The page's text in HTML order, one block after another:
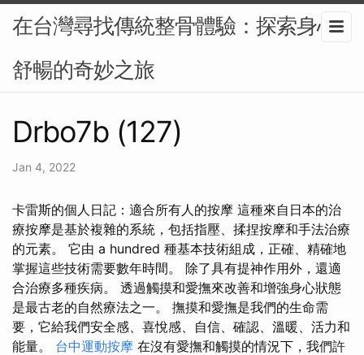
在台灣尋找傳統整骨體驗：探索身心
舒暢的奇妙之旅
Drbo7b (127)
Jan 4, 2022
卡雷斯的個人日記：適合所有人的按摩 這種來自日本的治
療按摩是基於複雜的系統，包括指壓、揉捏按摩和手法治療
的元素。 它由 a hundred 種基本技術組成，正確、精確地
掌握這些技術需要數年時間。 除了具有提神作用外，還適
合治療多種疾病。 透過觸摸和愛撫來改善和增強身心狀態
是最古老的自然療法之一。 撫摸和愛撫是我們的生命需
要，它給我們安全感、喜悅感、自信、確認、溫暖、活力和
能量。 台中運動按摩 在沒有愛撫和觸摸的情況下，我們許